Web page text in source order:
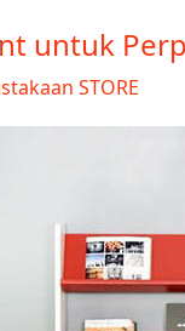
untuk
STORE